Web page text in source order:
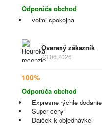
Odporúča obchod
velmi spokojna
Overený zákazník
23.06.2026
100%
Odporúča obchod
Expresne rýchle dodanie
Super ceny
Darček k objednávke